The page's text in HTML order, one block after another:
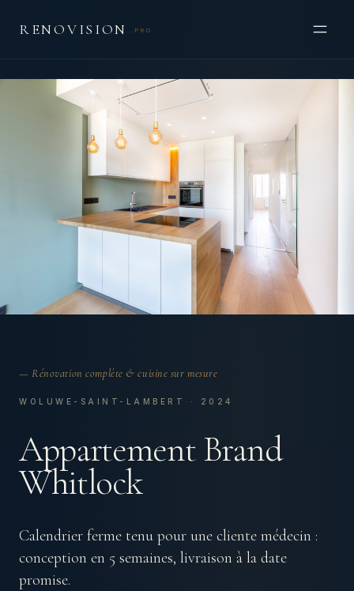
RENOVISION .PRO
— Rénovation complète & cuisine sur mesure
WOLUWE-SAINT-LAMBERT · 2024
Appartement Brand
Whitlock
Calendrier ferme tenu pour une cliente médecin :
conception en 5 semaines, livraison à la date
promise.